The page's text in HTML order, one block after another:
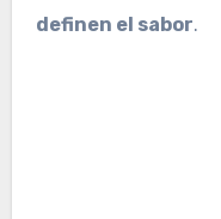
definen el sabor.